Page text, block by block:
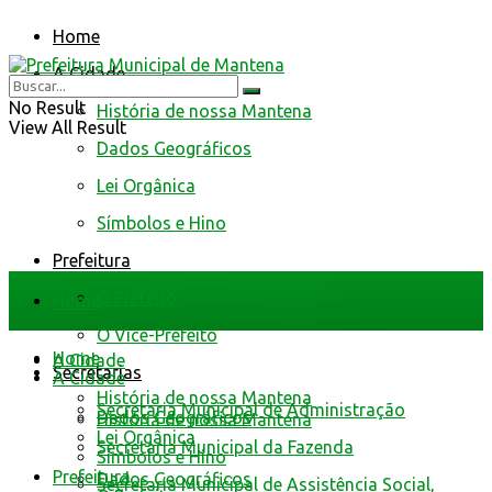
Home
A Cidade
História de nossa Mantena
Dados Geográficos
Lei Orgânica
Símbolos e Hino
Prefeitura
O Vice-Prefeito
Secretarias
Secretaria Municipal de Administração
Secretaria Municipal da Fazenda
Secretaria Municipal de Assistência Social,
No Result
View All Result
Home
A Cidade
História de nossa Mantena
Dados Geográficos
Home
A Cidade
História de nossa Mantena
Dados Geográficos
Lei Orgânica
Símbolos e Hino
Prefeitura